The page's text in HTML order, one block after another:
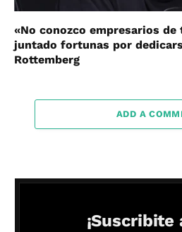
«No conozco empresarios de
juntado fortunas por
Rottemberg
ADD A
¡Suscribite